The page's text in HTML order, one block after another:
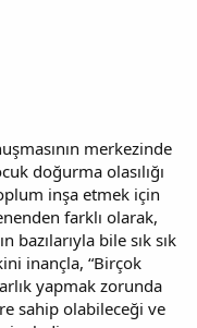
merkezinde
doğurma olasılığı
inşa etmek için
farklı olarak,
bile sık sık
inançla, “Birçok
yapmak zorunda
sahip olabileceği ve